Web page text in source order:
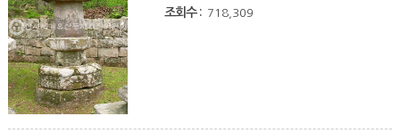
조회수 : 718,309